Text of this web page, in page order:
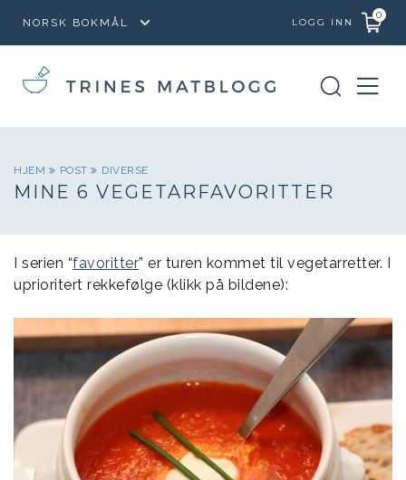
LOGG INN
0
HJEM POST DIVERSE
MINE 6 VEGETARFAVORITTER
I serien “favoritter” er turen kommet til vegetarretter. I
uprioritert rekkefølge (klikk på bildene):